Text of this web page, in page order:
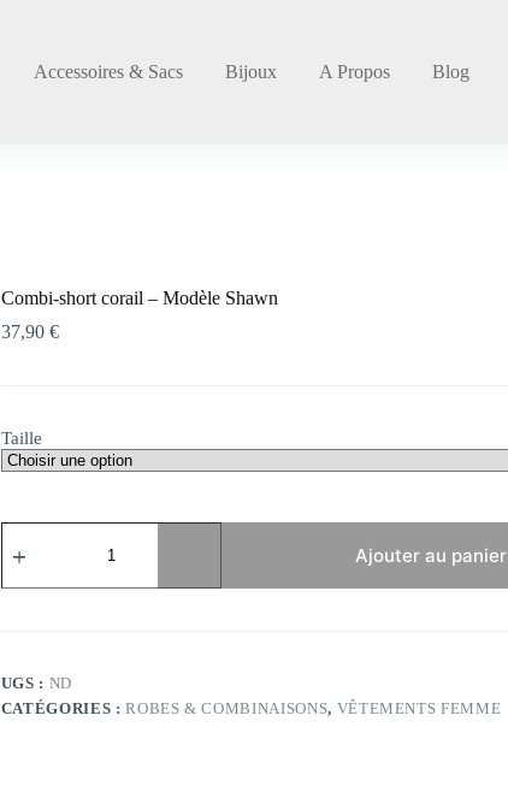
Accessoires & Sacs Bijoux A Propos Blog
Combi-short corail – Modèle Shawn
37,90 €
Taille
de
short
Shawn
Ajouter au panier
UGS : ND
CATÉGORIES :ROBES & COMBINAISONS, VÊTEMENTS FEMME